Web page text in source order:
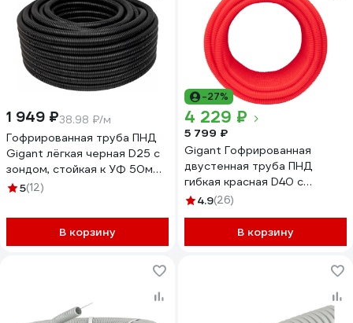
1 949 ₽38.98 ₽/м
Гофрированная труба ПНД
Gigant лёгкая черная D25 с
зондом, стойкая к УФ 50м
20125-50GI
5(12)
В корзину
-27%
4 229 ₽
5 799 ₽
Gigant Гофрированная
двустенная труба ПНД
гибкая красная D40 с
зондом 50м 801040GI
4.9(26)
В корзину